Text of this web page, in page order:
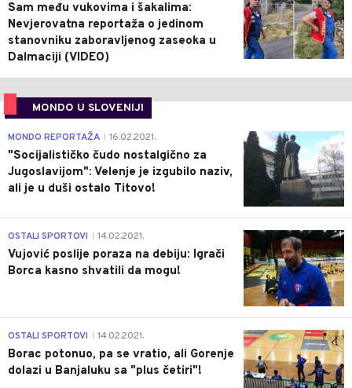
Sam među vukovima i šakalima:
Nevjerovatna reportaža o jedinom
stanovniku zaboravljenog zaseoka u
Dalmaciji (VIDEO)
MONDO U SLOVENIJI
4
MONDO REPORTAŽA 16.02.2021.
"Socijalističko čudo nostalgično za
Jugoslavijom": Velenje je izgubilo naziv,
ali je u duši ostalo Titovo!
1
OSTALI SPORTOVI 14.02.2021.
Vujović poslije poraza na debiju: Igrači
Borca kasno shvatili da mogu!
3
OSTALI SPORTOVI 14.02.2021.
Borac potonuo, pa se vratio, ali Gorenje
dolazi u Banjaluku sa "plus četiri"!